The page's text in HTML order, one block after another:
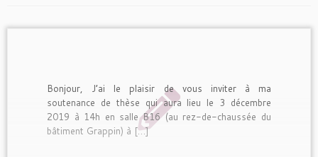
Bonjour, J’ai le plaisir de vous inviter à ma
soutenance de thèse qui aura lieu le 3 décembre
2019 à 14h en salle B16 (au rez-de-chaussée du
bâtiment Grappin) à […]